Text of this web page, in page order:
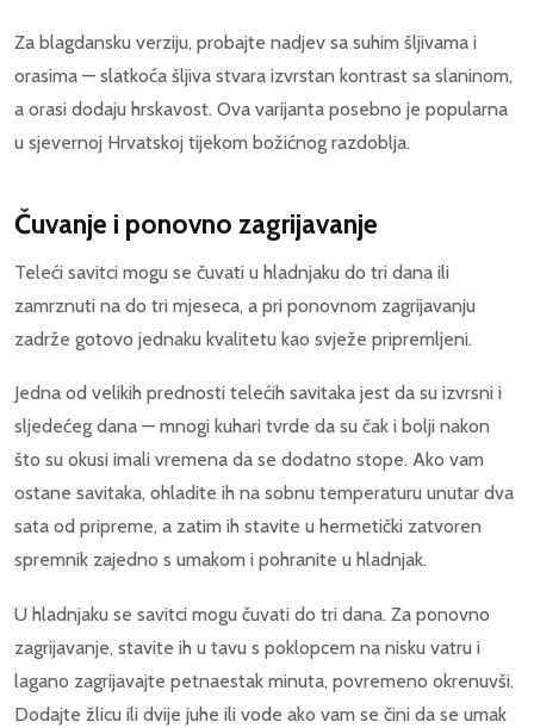
Za blagdansku verziju, probajte nadjev sa suhim šljivama i
orasima — slatkoća šljiva stvara izvrstan kontrast sa slaninom,
a orasi dodaju hrskavost. Ova varijanta posebno je popularna
u sjevernoj Hrvatskoj tijekom božićnog razdoblja.
Čuvanje i ponovno zagrijavanje
Teleći savitci mogu se čuvati u hladnjaku do tri dana ili
zamrznuti na do tri mjeseca, a pri ponovnom zagrijavanju
zadrže gotovo jednaku kvalitetu kao svježe pripremljeni.
Jedna od velikih prednosti telećih savitaka jest da su izvrsni i
sljedećeg dana — mnogi kuhari tvrde da su čak i bolji nakon
što su okusi imali vremena da se dodatno stope. Ako vam
ostane savitaka, ohladite ih na sobnu temperaturu unutar dva
sata od pripreme, a zatim ih stavite u hermetički zatvoren
spremnik zajedno s umakom i pohranite u hladnjak.
U hladnjaku se savitci mogu čuvati do tri dana. Za ponovno
zagrijavanje, stavite ih u tavu s poklopcem na nisku vatru i
lagano zagrijavajte petnaestak minuta, povremeno okrenuvši.
Dodajte žlicu ili dvije juhe ili vode ako vam se čini da se umak